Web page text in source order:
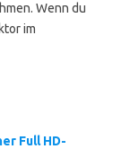
Wenn du
im
Full HD-